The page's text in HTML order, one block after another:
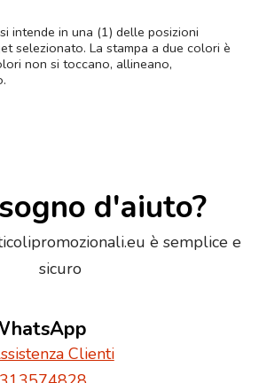
intende in una (1) delle posizioni
selezionato. La stampa a due colori è
non si toccano, allineano,
d'aiuto?
è semplice e
sicuro
Clienti